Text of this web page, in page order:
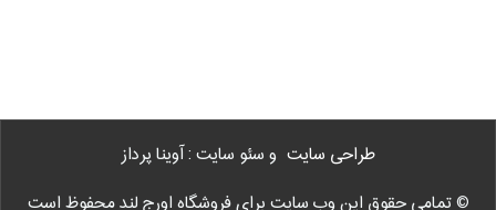
طراحی سایت و سئو سایت : آوینا پرداز
© تمامی حقوق این وب سایت برای فروشگاه اورج لند محفوظ است